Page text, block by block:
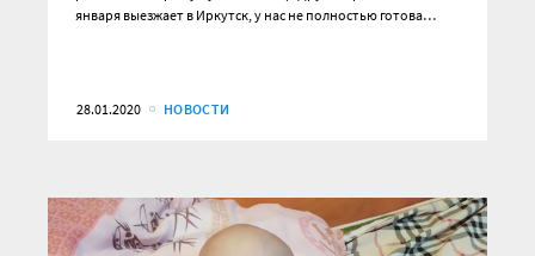
января выезжает в Иркутск, у нас не полностью готова…
28.01.2020 НОВОСТИ